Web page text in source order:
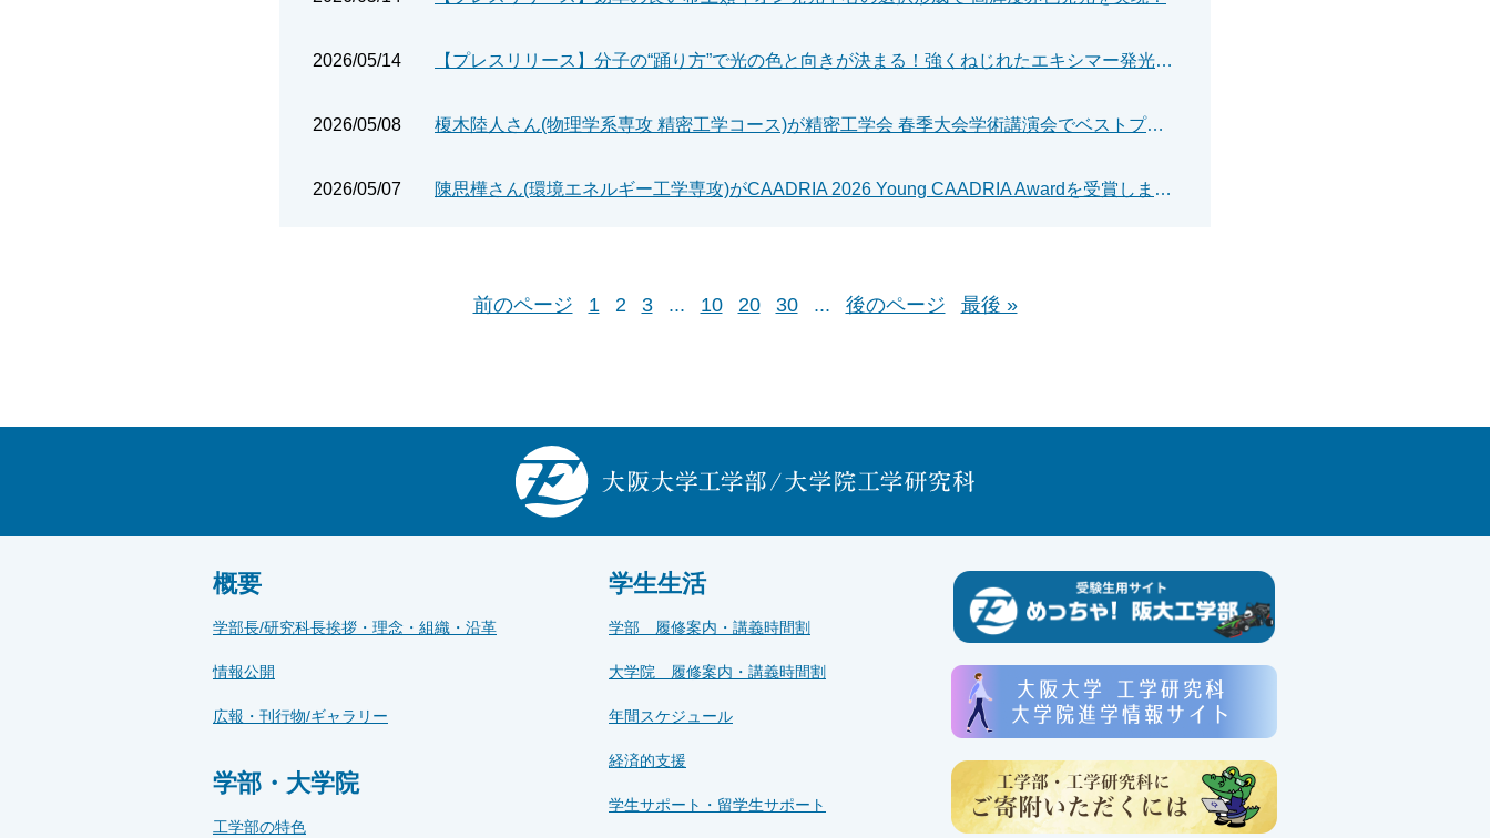
2026/05/14 【プレスリリース】分子の“踊り方”で光の色と向きが決まる！強くねじれたエキシマー発光の仕組みを解明
2026/05/08 榎木陸人さん(物理学系専攻 精密工学コース)が精密工学会 春季大会学術講演会でベストプレゼンテーション賞を受賞しました
2026/05/07 陳思樺さん(環境エネルギー工学専攻)がCAADRIA 2026 Young CAADRIA Awardを受賞しました
前のページ 1 2 3 ... 10 20 30 ... 後のページ 最後 »
概要
学部長/研究科長挨拶・理念・組織・沿革
情報公開
広報・刊行物/ギャラリー
学部・大学院
工学部の特色
学生生活
学部 履修案内・講義時間割
大学院 履修案内・講義時間割
年間スケジュール
経済的支援
学生サポート・留学生サポート